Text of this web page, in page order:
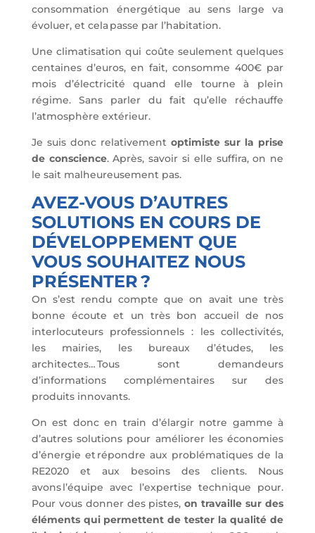
consommation énergétique au sens large va
évoluer, et cela passe par l’habitation.
Une climatisation qui coûte seulement quelques
centaines d’euros, en fait, consomme 400€ par
mois d’électricité quand elle tourne à plein
régime. Sans parler du fait qu’elle réchauffe
l’atmosphère extérieur.
Je suis donc relativementoptimiste sur la prise
de conscience. Après, savoir si elle suffira, on ne
le sait malheureusement pas.
AVEZ-VOUS D’AUTRES
SOLUTIONS EN COURS DE
DÉVELOPPEMENT QUE
VOUS SOUHAITEZ NOUS
PRÉSENTER ?
On s’est rendu compte que on avait une très
bonne écoute et un très bon accueil de nos
interlocuteurs professionnels : les collectivités,
les mairies, les bureaux d’études, les
architectes… Tous sont demandeurs
d’informations complémentaires sur des
produits innovants.
On est donc en train d’élargir notre gamme à
d’autres solutions pour améliorer les économies
d’énergie et répondre aux problématiques de la
RE2020 et aux besoins des clients. Nous
avons l’équipe avec l’expertise technique pour.
Pour vous donner des pistes,on travaille sur des
éléments qui permettent de tester la qualité de